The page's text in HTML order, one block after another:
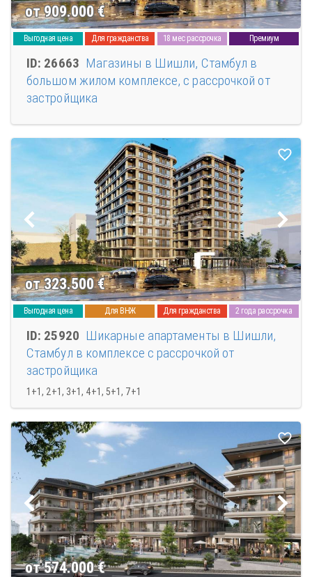
от 909.000€
Выгодная цена Для гражданства 18 мес рассрочка Премиум
ID: 26663 Магазины в Шишли, Стамбул в
большом жилом комплексе, с рассрочкой от
застройщика
от 323.500€
Выгодная цена Для ВНЖ Для гражданства 2 года рассрочка
ID: 25920 Шикарные апартаменты в Шишли,
Стамбул в комплексе с рассрочкой от
застройщика
1+1, 2+1, 3+1, 4+1, 5+1, 7+1
от 574.000€